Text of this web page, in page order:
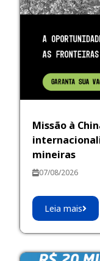
Missão à
mineiras
07/08/2026
Leia mais